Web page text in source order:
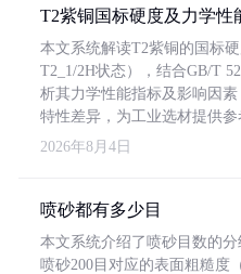
T2紫铜国标硬度及力学性
本文系统解读T2紫铜的国标
T2_1/2H状态），结合GB/T
析其力学性能指标及影响因
特性差异，为工业选材提供参
2026年8月4日
喷砂都有多少目
本文系统介绍了喷砂目数的
喷砂200目对应的表面粗糙度